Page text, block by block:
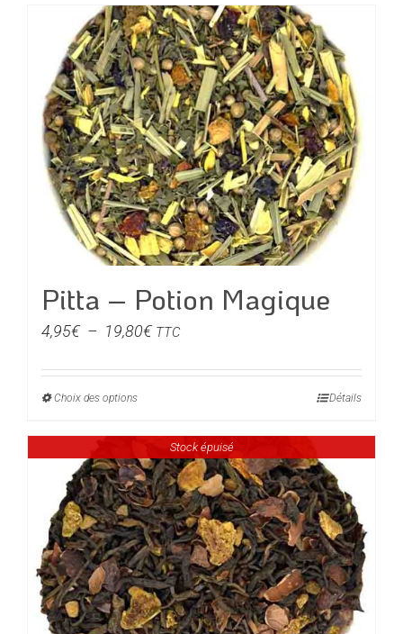
20,00€
a
plusieurs
variations.
Les
options
peuvent
être
choisies
sur
la
page
du
produit
Pitta – Potion Magique
4,95€ – 19,80€Plage
prix :
19,80€
TTC
Choix des optionsCe
plusieurs
variations.
Les
options
peuvent
être
choisies
Détails
Stock épuisé